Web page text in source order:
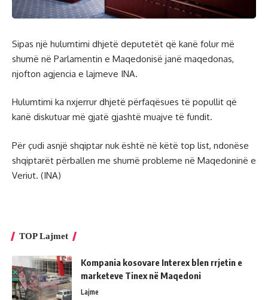
Sipas një hulumtimi dhjetë deputetët që kanë folur më
shumë në Parlamentin e Maqedonisë janë maqedonas,
njofton agjencia e lajmeve INA.
Hulumtimi ka nxjerrur dhjetë përfaqësues të popullit që
kanë diskutuar më gjatë gjashtë muajve të fundit.
Për çudi asnjë shqiptar nuk është në këtë top list, ndonëse
shqiptarët përballen me shumë probleme në Maqedoninë e
Veriut. (INA)
TOP Lajmet
Kompania kosovare Interex blen rrjetin e
marketeve Tinex në Maqedoni
Lajme